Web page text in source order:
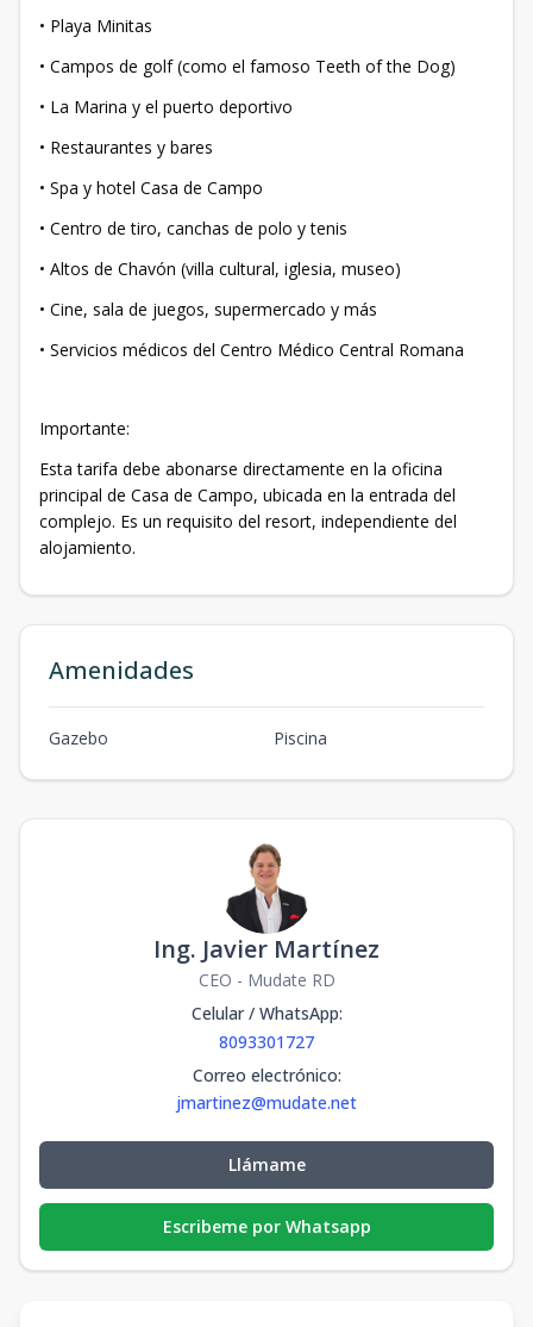
• Playa Minitas
• Campos de golf (como el famoso Teeth of the Dog)
• La Marina y el puerto deportivo
• Restaurantes y bares
• Spa y hotel Casa de Campo
• Centro de tiro, canchas de polo y tenis
• Altos de Chavón (villa cultural, iglesia, museo)
• Cine, sala de juegos, supermercado y más
• Servicios médicos del Centro Médico Central Romana
Importante:
Esta tarifa debe abonarse directamente en la oficina
principal de Casa de Campo, ubicada en la entrada del
complejo. Es un requisito del resort, independiente del
alojamiento.
Amenidades
Gazebo Piscina
Ing. Javier Martínez
CEO - Mudate RD
Celular / WhatsApp:
8093301727
Correo electrónico:
jmartinez@mudate.net
Llámame
Escribeme por Whatsapp